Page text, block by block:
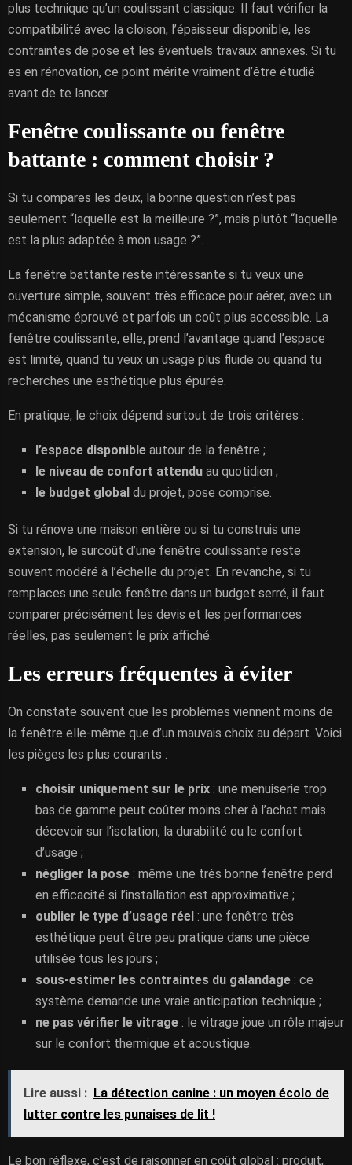
plus technique qu’un coulissant classique. Il faut vérifier la
compatibilité avec la cloison, l’épaisseur disponible, les
contraintes de pose et les éventuels travaux annexes. Si tu
es en rénovation, ce point mérite vraiment d’être étudié
avant de te lancer.
Fenêtre coulissante ou fenêtre
battante : comment choisir ?
Si tu compares les deux, la bonne question n’est pas
seulement “laquelle est la meilleure ?”, mais plutôt “laquelle
est la plus adaptée à mon usage ?”.
La fenêtre battante reste intéressante si tu veux une
ouverture simple, souvent très efficace pour aérer, avec un
mécanisme éprouvé et parfois un coût plus accessible. La
fenêtre coulissante, elle, prend l’avantage quand l’espace
est limité, quand tu veux un usage plus fluide ou quand tu
recherches une esthétique plus épurée.
En pratique, le choix dépend surtout de trois critères :
l’espace disponible autour de la fenêtre ;
le niveau de confort attendu au quotidien ;
le budget global du projet, pose comprise.
Si tu rénove une maison entière ou si tu construis une
extension, le surcoût d’une fenêtre coulissante reste
souvent modéré à l’échelle du projet. En revanche, si tu
remplaces une seule fenêtre dans un budget serré, il faut
comparer précisément les devis et les performances
réelles, pas seulement le prix affiché.
Les erreurs fréquentes à éviter
On constate souvent que les problèmes viennent moins de
la fenêtre elle-même que d’un mauvais choix au départ. Voici
les pièges les plus courants :
choisir uniquement sur le prix : une menuiserie trop
bas de gamme peut coûter moins cher à l’achat mais
décevoir sur l’isolation, la durabilité ou le confort
d’usage ;
négliger la pose : même une très bonne fenêtre perd
en efficacité si l’installation est approximative ;
oublier le type d’usage réel : une fenêtre très
esthétique peut être peu pratique dans une pièce
utilisée tous les jours ;
sous-estimer les contraintes du galandage : ce
système demande une vraie anticipation technique ;
ne pas vérifier le vitrage : le vitrage joue un rôle majeur
sur le confort thermique et acoustique.
Lire aussi : La détection canine : un moyen écolo de
lutter contre les punaises de lit !
Le bon réflexe, c’est de raisonner en coût global : produit,